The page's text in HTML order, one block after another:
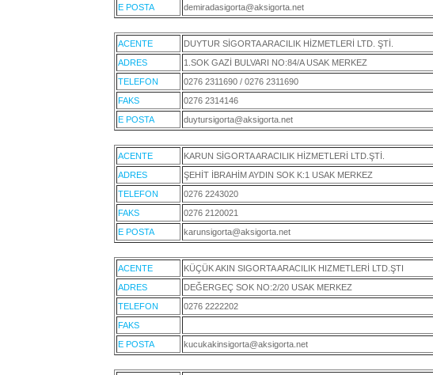
E POSTA
demiradasigorta@aksigorta.net
ACENTE
DUYTUR SİGORTA ARACILIK HİZMETLERİ LTD. ŞTİ.
ADRES
1.SOK GAZİ BULVARI NO:84/A USAK MERKEZ
TELEFON
0276 2311690 / 0276 2311690
FAKS
0276 2314146
E POSTA
duytursigorta@aksigorta.net
ACENTE
KARUN SİGORTA ARACILIK HİZMETLERİ LTD.ŞTİ.
ADRES
ŞEHİT İBRAHİM AYDIN SOK K:1 USAK MERKEZ
TELEFON
0276 2243020
FAKS
0276 2120021
E POSTA
karunsigorta@aksigorta.net
ACENTE
KÜÇÜK AKIN SIGORTA ARACILIK HIZMETLERİ LTD.ŞTI
ADRES
DEĞERGEÇ SOK NO:2/20 USAK MERKEZ
TELEFON
0276 2222202
FAKS
E POSTA
kucukakinsigorta@aksigorta.net